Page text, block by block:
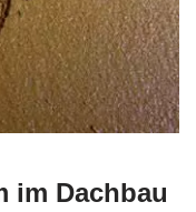
im Dachbau